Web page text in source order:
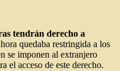
tendrán derecho a
quedaba restringida a los
se imponen al extranjero
el acceso de este derecho.